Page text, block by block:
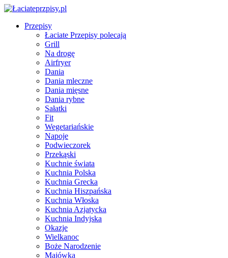
Przepisy
Łaciate Przepisy polecają
Grill
Na drogę
Airfryer
Dania
Dania mleczne
Dania mięsne
Dania rybne
Sałatki
Fit
Wegetariańskie
Napoje
Podwieczorek
Przekąski
Kuchnie świata
Kuchnia Polska
Kuchnia Grecka
Kuchnia Hiszpańska
Kuchnia Włoska
Kuchnia Azjatycka
Kuchnia Indyjska
Okazje
Wielkanoc
Boże Narodzenie
Majówka